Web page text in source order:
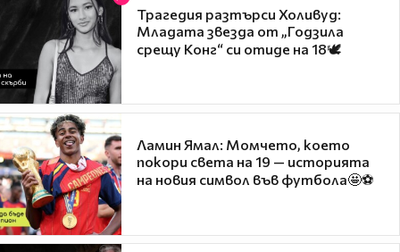
Трагедия разтърси Холивуд:
Младата звезда от „Годзила
срещу Конг“ си отиде на 18🕊️
Ламин Ямал: Момчето, което
покори света на 19 — историята
на новия символ във футбола🤩⚽